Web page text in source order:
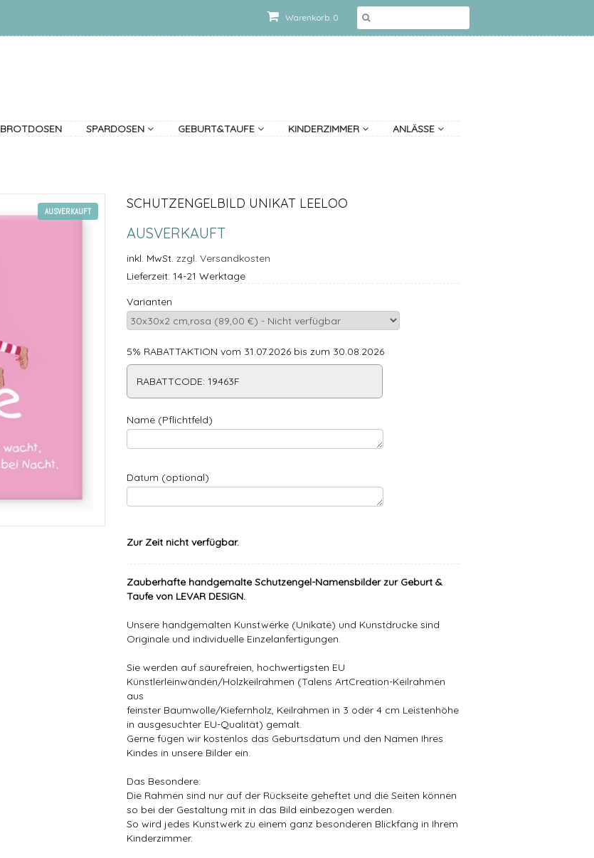
Warenkorb: 0
BROTDOSEN SPARDOSEN GEBURT&TAUFE KINDERZIMMER ANLÄSSE
AUSVERKAUFT SCHUTZENGELBILD UNIKAT LEELOO
AUSVERKAUFT
inkl. MwSt. zzgl. Versandkosten
Lieferzeit: 14-21 Werktage
Varianten
5% RABATTAKTION vom 31.07.2026 bis zum 30.08.2026
RABATTCODE: 19463F
Name (Pflichtfeld)
Datum (optional)
Zur Zeit nicht verfügbar.
Zauberhafte handgemalte Schutzengel-Namensbilder zur Geburt &
Taufe von LEVAR DESIGN.
Unsere handgemalten Kunstwerke (Unikate) und Kunstdrucke sind
Originale und individuelle Einzelanfertigungen.
Sie werden auf säurefreien, hochwertigsten EU
Künstlerleinwänden/Holzkeilrahmen (Talens ArtCreation-Keilrahmen
aus
feinster Baumwolle/Kiefernholz, Keilrahmen in 3 oder 4 cm Leistenhöhe
in ausgesuchter EU-Qualität) gemalt.
Gerne fügen wir kostenlos das Geburtsdatum und den Namen Ihres
Kindes in unsere Bilder ein.
Das Besondere:
Die Rahmen sind nur auf der Rückseite geheftet und die Seiten können
so bei der Gestaltung mit in das Bild einbezogen werden.
So wird jedes Kunstwerk zu einem ganz besonderen Blickfang in Ihrem
Kinderzimmer.